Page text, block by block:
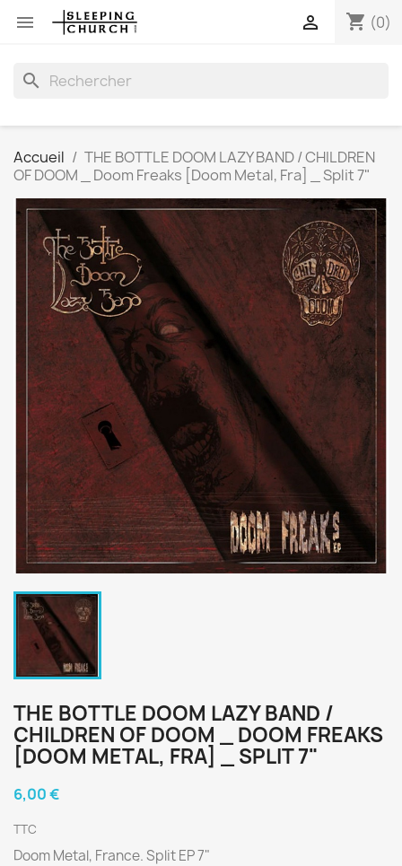
 shopping_cart (0)

search
Accueil
THE BOTTLE DOOM LAZY BAND / CHILDREN
OF DOOM _ Doom Freaks [Doom Metal, Fra] _ Split 7"
THE BOTTLE DOOM LAZY BAND /
CHILDREN OF DOOM _ DOOM FREAKS
[DOOM METAL, FRA] _ SPLIT 7"
6,00 €
TTC
Doom Metal, France. Split EP 7"